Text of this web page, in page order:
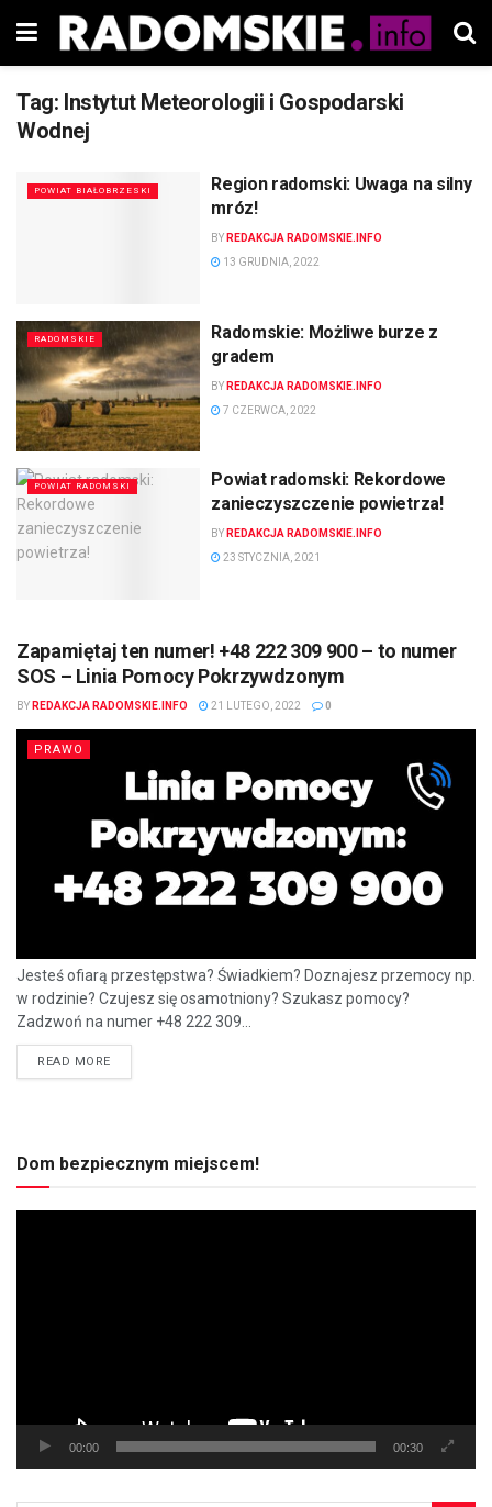
Tag: Instytut Meteorologii i Gospodarski
Wodnej
POWIAT BIAŁOBRZESKI
Region radomski: Uwaga na silny
mróz!
BY REDAKCJA RADOMSKIE.INFO
13 GRUDNIA, 2022
RADOMSKIE
Radomskie: Możliwe burze z
gradem
BY REDAKCJA RADOMSKIE.INFO
7 CZERWCA, 2022
POWIAT RADOMSKI
Powiat radomski: Rekordowe
zanieczyszczenie powietrza!
BY REDAKCJA RADOMSKIE.INFO
23 STYCZNIA, 2021
Zapamiętaj ten numer! +48 222 309 900 – to numer
SOS – Linia Pomocy Pokrzywdzonym
BY REDAKCJA RADOMSKIE.INFO 21 LUTEGO, 2022 0
PRAWO
Jesteś ofiarą przestępstwa? Świadkiem? Doznajesz przemocy np.
w rodzinie? Czujesz się osamotniony? Szukasz pomocy?
Zadzwoń na numer +48 222 309...
READ MORE
Dom bezpiecznym miejscem!
00:00 00:30